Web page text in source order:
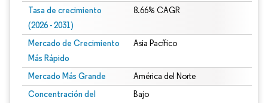
Tasa de crecimiento
(2026 - 2031)
8.66% CAGR
Mercado de Crecimiento
Más Rápido
Asia Pacífico
Mercado Más Grande América del Norte
Concentración del
Bajo